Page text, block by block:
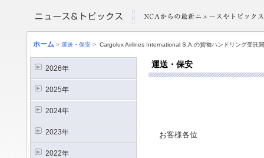
ホーム > 運送・保安 > Cargolux Airlines International S.A.の貨物ハンドリング受託
2026年
2025年
2024年
2023年
2022年
運送・保安
お客様各位